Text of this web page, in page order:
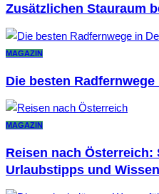
Zusätzlichen Stauraum
MAGAZIN
Die besten
MAGAZIN
Reisen nach Österreich:
Urlaubstipps und